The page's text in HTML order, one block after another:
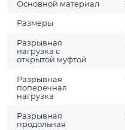
Основной материал
Размеры
Разрывная
нагрузка с
открытой муфтой
Разрывная
поперечная
нагрузка
Разрывная
продольная